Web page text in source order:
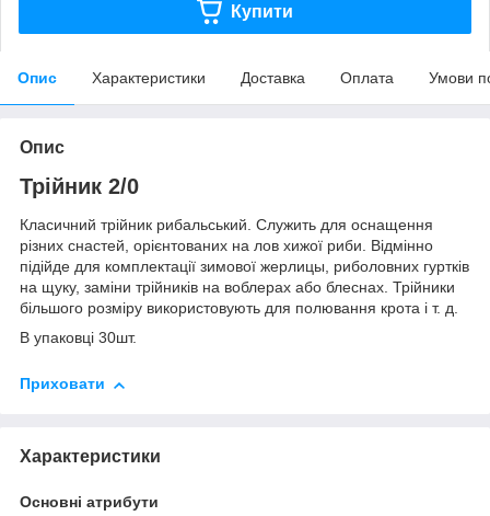
Купити
Опис Характеристики Доставка Оплата Умови
Опис
Трійник 2/0
Класичний трійник рибальський. Служить для оснащення
різних снастей, орієнтованих на лов хижої риби. Відмінно
підійде для комплектації зимової жерлицы, риболовних гуртків
на щуку, заміни трійників на воблерах або блеснах. Трійники
більшого розміру використовують для полювання крота і т. д.
В упаковці 30шт.
Приховати
Характеристики
Основні атрибути